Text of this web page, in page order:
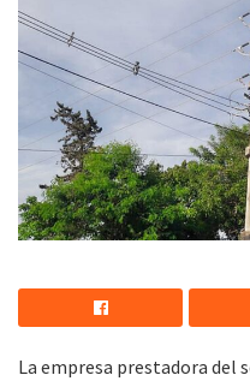
La empresa prestadora del